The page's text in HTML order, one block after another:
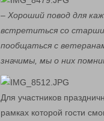
– Хороший повод для
встретиться со
пообщаться с
значимы, мы о них
Для участников
рамках которой гости